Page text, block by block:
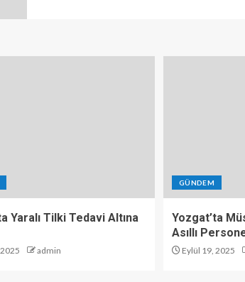
Yaralı Tilki Tedavi Altına
admin
GÜNDEM
Yozgat’ta
Asıllı
Eylül 19, 2025